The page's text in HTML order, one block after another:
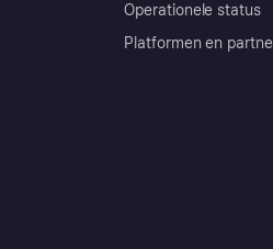
Operationele status
Platformen en